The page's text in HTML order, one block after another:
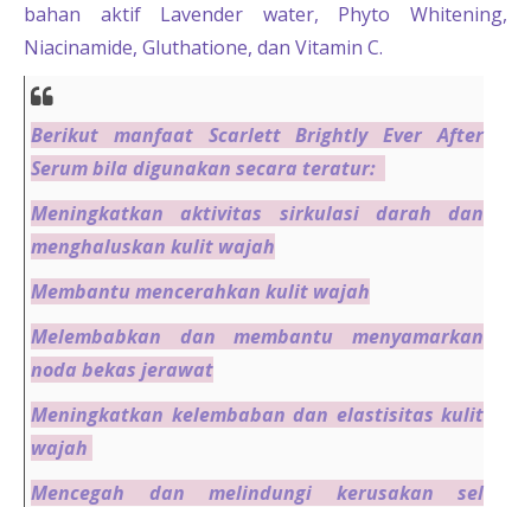
bahan aktif Lavender water, Phyto Whitening,
Niacinamide, Gluthatione, dan Vitamin C.
Berikut manfaat Scarlett Brightly Ever After
Serum bila digunakan secara teratur:
Meningkatkan aktivitas sirkulasi darah dan
menghaluskan kulit wajah
Membantu mencerahkan kulit wajah
Melembabkan dan membantu menyamarkan
noda bekas jerawat
Meningkatkan kelembaban dan elastisitas kulit
wajah
Mencegah dan melindungi kerusakan sel